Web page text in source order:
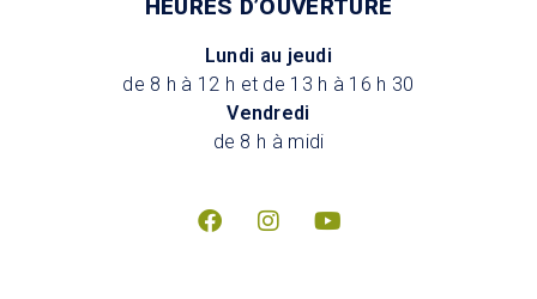
HEURES D’OUVERTURE
Lundi au jeudi
de 8 h à 12 h et de 13 h à 16 h 30
Vendredi
de 8 h à midi